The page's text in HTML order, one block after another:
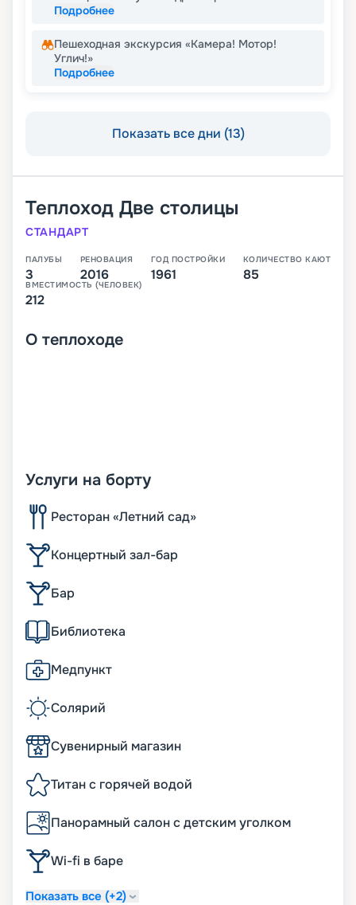
Подробнее
Пешеходная экскурсия «Камера! Мотор!
Углич!»
Подробнее
Показать все дни (13)
Теплоход Две столицы
СТАНДАРТ
ПАЛУБЫ
3
РЕНОВАЦИЯ
2016
ГОД ПОСТРОЙКИ
1961
КОЛИЧЕСТВО КАЮТ
85
ВМЕСТИМОСТЬ (ЧЕЛОВЕК)
212
О теплоходе
Услуги на борту
Ресторан «Летний сад»
Концертный зал-бар
Бар
Библиотека
Медпункт
Солярий
Сувенирный магазин
Титан с горячей водой
Панорамный салон с детским уголком
Wi-fi в баре
Показать все (+2)